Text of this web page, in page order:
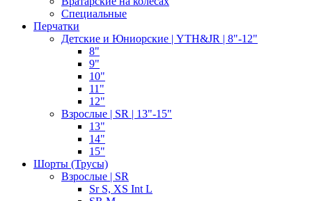
Специальные
Перчатки
Детские и Юниорские | YTH&JR | 8"-12"
8"
9"
10"
11"
12"
Взрослые | SR | 13"-15"
13"
14"
15"
Шорты (Трусы)
Взрослые | SR
Sr S, XS Int L